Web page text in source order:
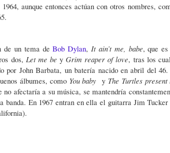
aunque entonces actúan con otros nombres,
de un tema deBob Dylan,It ain’t me, babe, que
dos, Let me be y Grim reaper of love, tras los
por John Barbata, un batería nacido en abril del
álbumes, como You baby y The Turtles
afectaría a su música, se mantendría
banda. En 1967 entran en ella el guitarra Jim